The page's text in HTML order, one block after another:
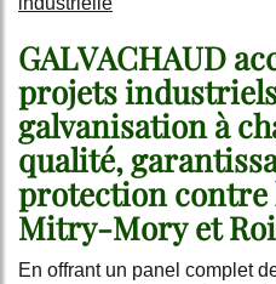
GALVACHAUD
projets
galvanisation à
qualité,
protection contre
Mitry-Mory et
En offrant un panel complet